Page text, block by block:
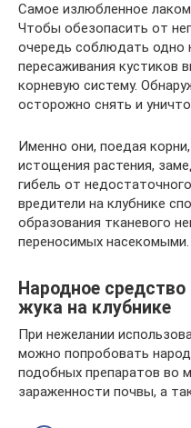
Самое излюбленное
Чтобы обезопасить от
очередь соблюдать одно
пересаживания кустиков
корневую систему.
осторожно снять и
Именно они, поедая
истощения растения,
гибель от
вредители на клубнике
образования тканевого
переносимых насекомыми.
Народное
жука на клубнике
При нежелании
можно попробовать
подобных препаратов во
зараженности почвы, а